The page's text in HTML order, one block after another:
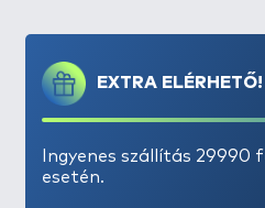
EXTRA ELÉRHETŐ!
Ingyenes szállítás 29990
esetén.